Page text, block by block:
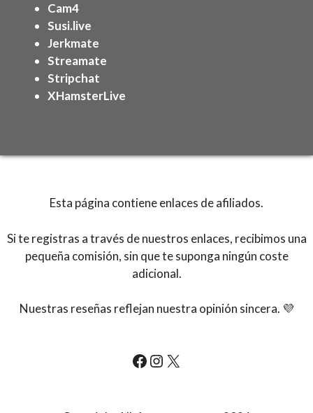
Cam4
Susi.live
Jerkmate
Streamate
Stripchat
XHamsterLive
Esta página contiene enlaces de afiliados.
Si te registras a través de nuestros enlaces, recibimos una
pequeña comisión, sin que te suponga ningún coste
adicional.
Nuestras reseñas reflejan nuestra opinión sincera. 💜
All-Actresses.com Facebook All-Actresses.com Instagram All-Actresses.com Instagram on X